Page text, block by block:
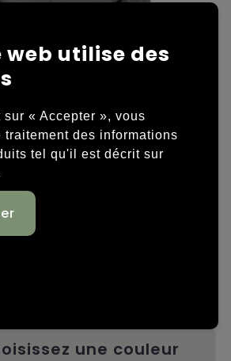
une couleur
web utilise des
sur « Accepter », vous
traitement des informations
tel qu'il est décrit sur